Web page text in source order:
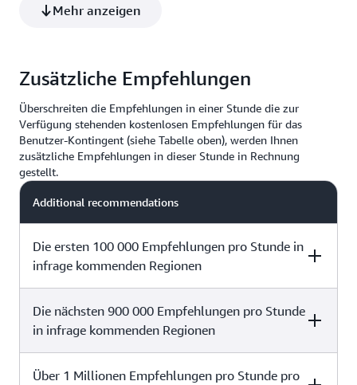
Mehr anzeigen
Zusätzliche Empfehlungen
Überschreiten die Empfehlungen in einer Stunde die zur
Verfügung stehenden kostenlosen Empfehlungen für das
Benutzer-Kontingent (siehe Tabelle oben), werden Ihnen
zusätzliche Empfehlungen in dieser Stunde in Rechnung
gestellt.
Additional recommendations
Die ersten 100 000 Empfehlungen pro Stunde in
infrage kommenden Regionen
Price per 1,000 recommendations
0,0833 USD
Die nächsten 900 000 Empfehlungen pro Stunde
in infrage kommenden Regionen
Price per 1,000 recommendations
Über 1 Millionen Empfehlungen pro Stunde pro